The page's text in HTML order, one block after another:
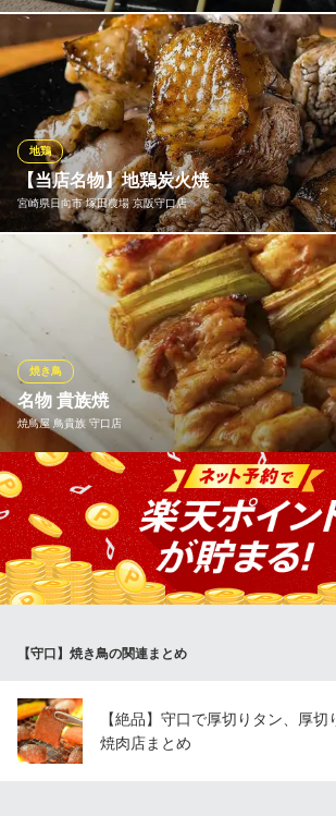
炭火でじっくりと火を通したこだわりの炭火
ぎゅっと凝縮された当店自慢の一品！お酒の
おかずにも最適で、男女問わず幅広い年代の
120円（税抜）～140円（税抜）のお手頃価格
すので、手軽にいろいろな種類の焼鳥をお楽
居酒屋 みつ岡
本格炭火焼鳥 居酒屋
大阪メトロ谷町線守口駅 徒歩2分
大阪府守口市金下町2-2-20
【当店名物】地鶏炭火焼
宮崎県日向市 塚田農場 京阪守口店
地鶏
看板料理の「地鶏炭火焼」。豪快な炭火で一
噛むほどに口の中に香ばしい炭の香りが広が
宮崎県日向市 塚田農場 京阪守口店
宮崎地鶏と九州料理
京阪本線守口市駅 徒歩1分
大阪府守口市桜町9-7 フロンテージ守口3F
名物 貴族焼
焼鳥屋 鳥貴族 守口店
焼き鳥
一串に90gという大きさを誇る「名物 貴族焼
り。 鳥貴族の圧倒的な人気No.1メニューです
焼鳥でお客様も満足していただけると信じて
焼鳥屋 鳥貴族 守口店
大阪府守口市金下町2-2-13
【守口】焼き鳥の関連まとめ
【絶品】守口で厚切りタン、厚
焼肉店まとめ